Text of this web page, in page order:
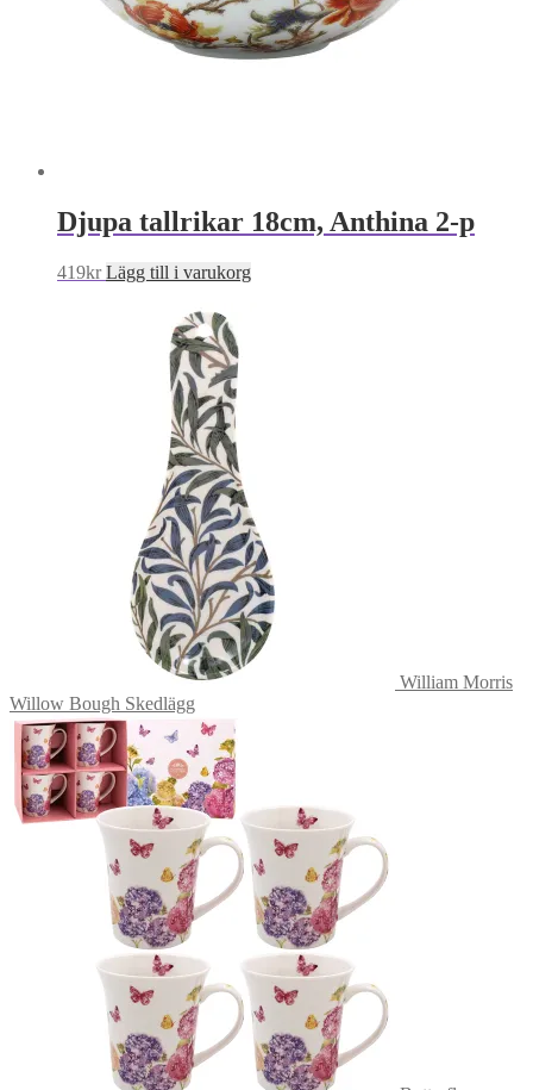
Djupa tallrikar 18cm, Anthina 2-p
419kr Lägg till i varukorg
William Morris
Willow Bough Skedlägg